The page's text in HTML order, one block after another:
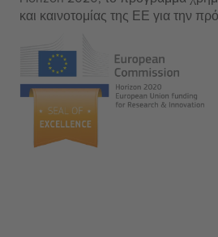
και καινοτομίας της ΕΕ για την